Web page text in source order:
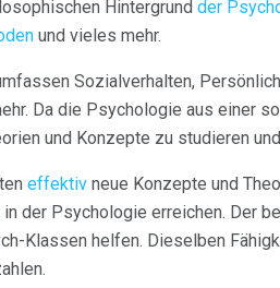
Hintergrund der
und vieles mehr.
Sozialverhalten,
Da die Psychologie aus einer
und Konzepte zu studieren
effektiv neue Konzepte und
der Psychologie erreichen. Der
Klassen helfen. Dieselben